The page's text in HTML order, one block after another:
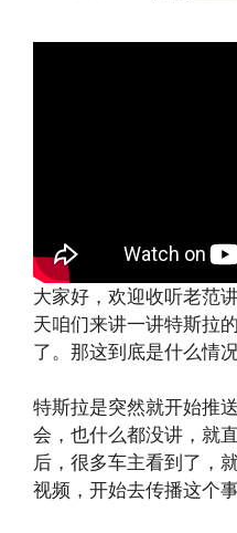
大家好，欢迎收听老范
天咱们来讲一讲特斯拉
了。那这到底是什么情
特斯拉是突然就开始推
会，也什么都没讲，就
后，很多车主看到了，
视频，开始去传播这个事